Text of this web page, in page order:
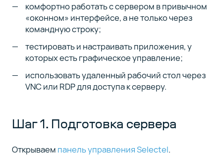
Шаг 6.
Возможные
проблемы
и как их
решить
Шаг 7.
GUI
Быстрая
комфортно работать с сервером в привычном
«оконном» интерфейсе, а не только через
командную строку;
тестировать и настраивать приложения, у
которых есть графическое управление;
использовать удаленный рабочий стол через
VNC или RDP для доступа к серверу.
Шаг 1. Подготовка сервера
Открываем панель управления Selectel.